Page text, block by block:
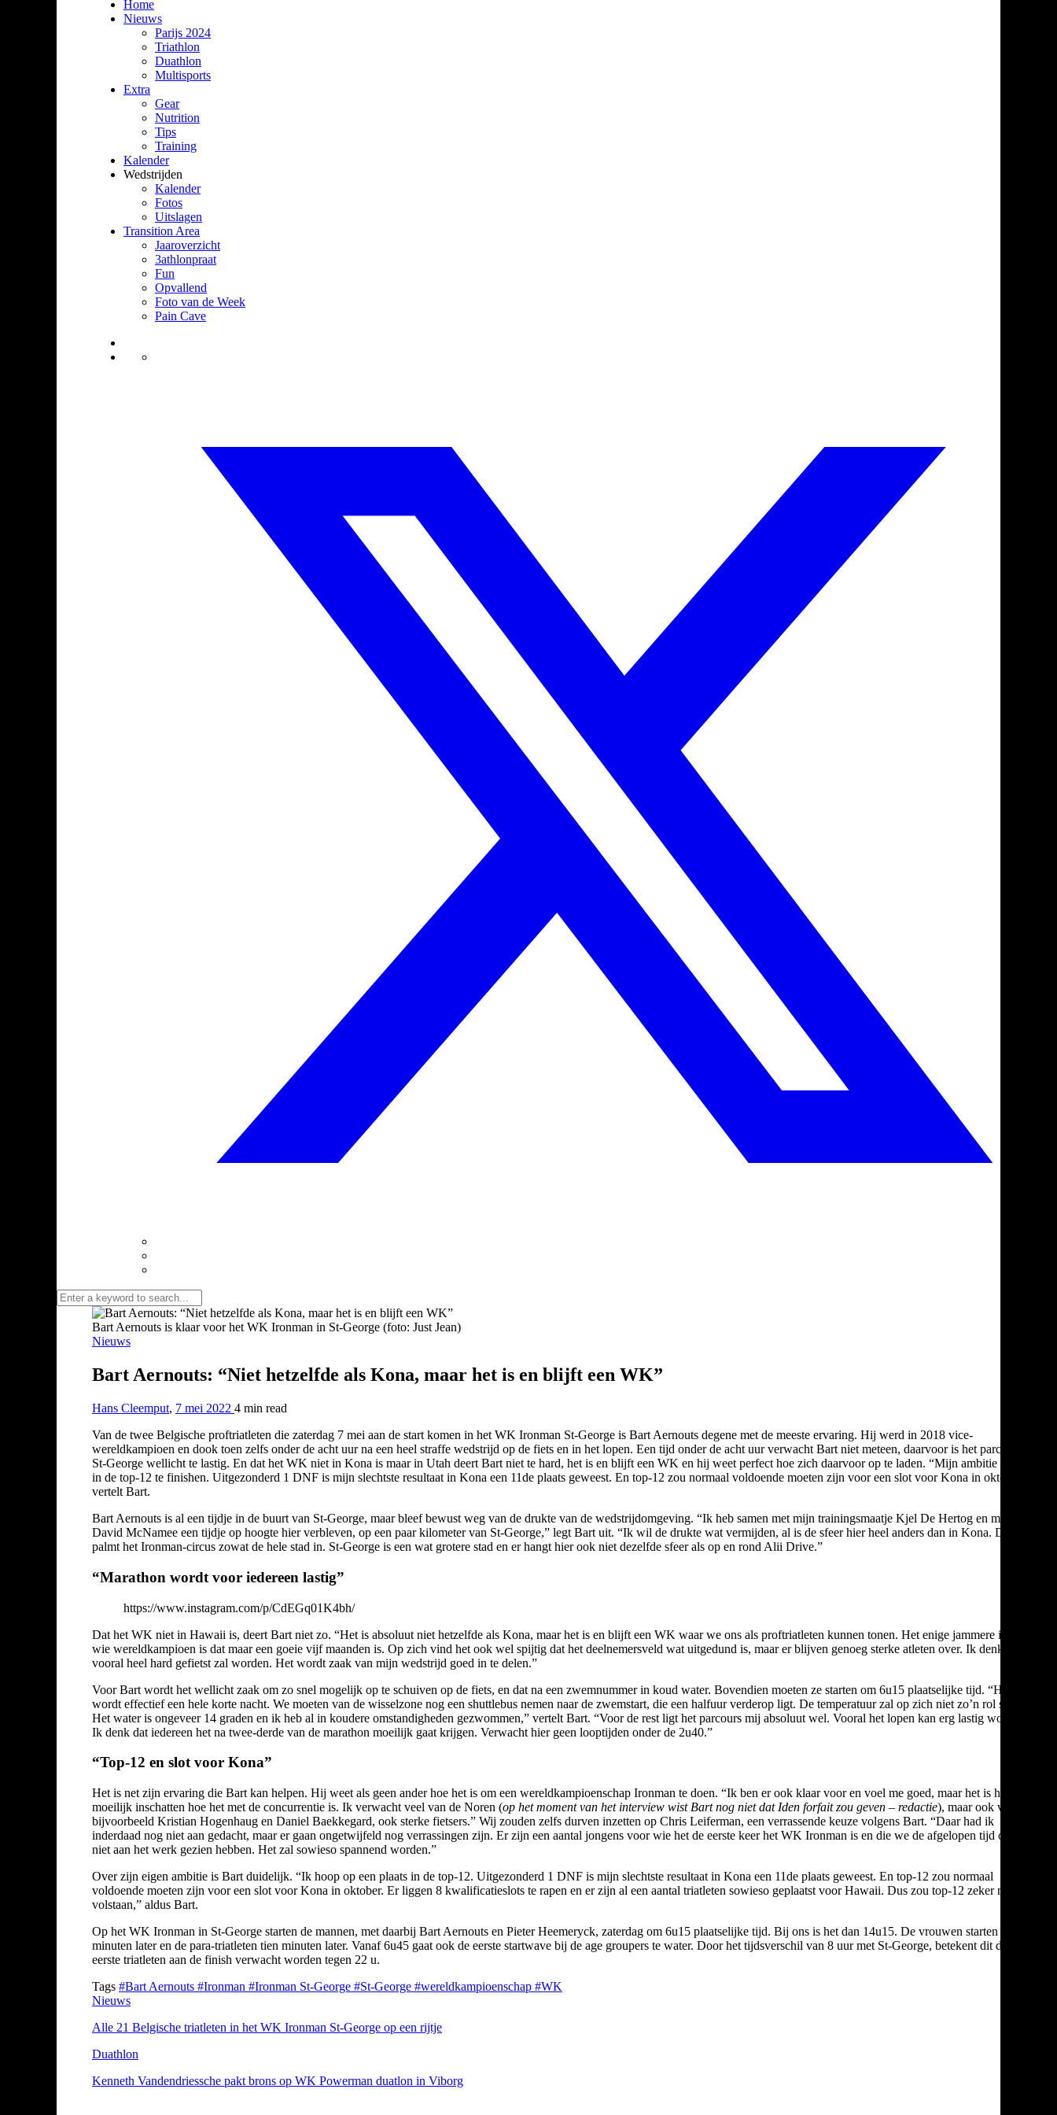
Home
Nieuws
Parijs 2024
Triathlon
Duathlon
Multisports
Extra
Gear
Nutrition
Tips
Training
Kalender
Wedstrijden
Kalender
Fotos
Uitslagen
Transition Area
Jaaroverzicht
3athlonpraat
Fun
Opvallend
Foto van de Week
Pain Cave
Bart Aernouts is klaar voor het WK Ironman in St-George (foto: Just Jean)
Nieuws
Bart Aernouts: “Niet hetzelfde als Kona, maar het is en blijft een WK”
Hans Cleemput, 7 mei 2022 4 min read
Van de twee Belgische proftriatleten die zaterdag 7 mei aan de start komen in het WK Ironman St-George is Bart Aernouts degene met de meeste ervaring. Hij werd in 2018 vice-
wereldkampioen en dook toen zelfs onder de acht uur na een heel straffe wedstrijd op de fiets en in het lopen. Een tijd onder de acht uur verwacht Bart niet meteen, daarvoor is het parcours in
St-George wellicht te lastig. En dat het WK niet in Kona is maar in Utah deert Bart niet te hard, het is en blijft een WK en hij weet perfect hoe zich daarvoor op te laden. “Mijn ambitie is om
in de top-12 te finishen. Uitgezonderd 1 DNF is mijn slechtste resultaat in Kona een 11de plaats geweest. En top-12 zou normaal voldoende moeten zijn voor een slot voor Kona in oktober,”
vertelt Bart.
Bart Aernouts is al een tijdje in de buurt van St-George, maar bleef bewust weg van de drukte van de wedstrijdomgeving. “Ik heb samen met mijn trainingsmaatje Kjel De Hertog en met
David McNamee een tijdje op hoogte hier verbleven, op een paar kilometer van St-George,” legt Bart uit. “Ik wil de drukte wat vermijden, al is de sfeer hier heel anders dan in Kona. Daar
palmt het Ironman-circus zowat de hele stad in. St-George is een wat grotere stad en er hangt hier ook niet dezelfde sfeer als op en rond Alii Drive.”
“Marathon wordt voor iedereen lastig”
https://www.instagram.com/p/CdEGq01K4bh/
Dat het WK niet in Hawaii is, deert Bart niet zo. “Het is absoluut niet hetzelfde als Kona, maar het is en blijft een WK waar we ons als proftriatleten kunnen tonen. Het enige jammere is dat
wie wereldkampioen is dat maar een goeie vijf maanden is. Op zich vind het ook wel spijtig dat het deelnemersveld wat uitgedund is, maar er blijven genoeg sterke atleten over. Ik denk dat er
vooral heel hard gefietst zal worden. Het wordt zaak van mijn wedstrijd goed in te delen.”
Voor Bart wordt het wellicht zaak om zo snel mogelijk op te schuiven op de fiets, en dat na een zwemnummer in koud water. Bovendien moeten ze starten om 6u15 plaatselijke tijd. “Het
wordt effectief een hele korte nacht. We moeten van de wisselzone nog een shuttlebus nemen naar de zwemstart, die een halfuur verderop ligt. De temperatuur zal op zich niet zo’n rol spelen.
Het water is ongeveer 14 graden en ik heb al in koudere omstandigheden gezwommen,” vertelt Bart. “Voor de rest ligt het parcours mij absoluut wel. Vooral het lopen kan erg lastig worden.
Ik denk dat iedereen het na twee-derde van de marathon moeilijk gaat krijgen. Verwacht hier geen looptijden onder de 2u40.”
“Top-12 en slot voor Kona”
Het is net zijn ervaring die Bart kan helpen. Hij weet als geen ander hoe het is om een wereldkampioenschap Ironman te doen. “Ik ben er ook klaar voor en voel me goed, maar het is heel
moeilijk inschatten hoe het met de concurrentie is. Ik verwacht veel van de Noren (op het moment van het interview wist Bart nog niet dat Iden forfait zou geven – redactie), maar ook van
bijvoorbeeld Kristian Hogenhaug en Daniel Baekkegard, ook sterke fietsers.” Wij zouden zelfs durven inzetten op Chris Leiferman, een verrassende keuze volgens Bart. “Daar had ik
inderdaad nog niet aan gedacht, maar er gaan ongetwijfeld nog verrassingen zijn. Er zijn een aantal jongens voor wie het de eerste keer het WK Ironman is en die we de afgelopen tijd ook
niet aan het werk gezien hebben. Het zal sowieso spannend worden.”
Over zijn eigen ambitie is Bart duidelijk. “Ik hoop op een plaats in de top-12. Uitgezonderd 1 DNF is mijn slechtste resultaat in Kona een 11de plaats geweest. En top-12 zou normaal
voldoende moeten zijn voor een slot voor Kona in oktober. Er liggen 8 kwalificatieslots te rapen en er zijn al een aantal triatleten sowieso geplaatst voor Hawaii. Dus zou top-12 zeker moeten
volstaan,” aldus Bart.
Op het WK Ironman in St-George starten de mannen, met daarbij Bart Aernouts en Pieter Heemeryck, zaterdag om 6u15 plaatselijke tijd. Bij ons is het dan 14u15. De vrouwen starten vijf
minuten later en de para-triatleten tien minuten later. Vanaf 6u45 gaat ook de eerste startwave bij de age groupers te water. Door het tijdsverschil van 8 uur met St-George, betekent dit dat de
eerste triatleten aan de finish verwacht worden tegen 22 u.
Tags #Bart Aernouts #Ironman #Ironman St-George #St-George #wereldkampioenschap #WK
Nieuws
Alle 21 Belgische triatleten in het WK Ironman St-George op een rijtje
Duathlon
Kenneth Vandendriessche pakt brons op WK Powerman duatlon in Viborg